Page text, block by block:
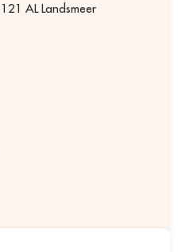
AL Landsmeer